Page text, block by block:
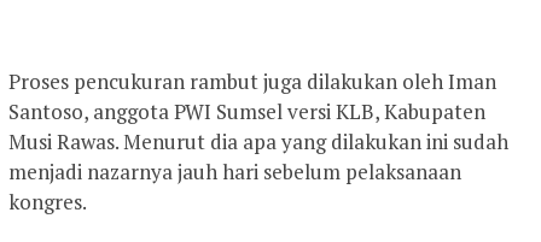
Proses pencukuran rambut juga dilakukan oleh Iman
Santoso, anggota PWI Sumsel versi KLB, Kabupaten
Musi Rawas. Menurut dia apa yang dilakukan ini sudah
menjadi nazarnya jauh hari sebelum pelaksanaan
kongres.